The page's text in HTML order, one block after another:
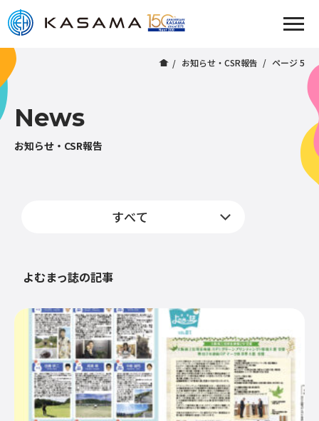
お知らせ・CSR報告 ページ 5
News
お知らせ・CSR報告
よむまっ誌の記事